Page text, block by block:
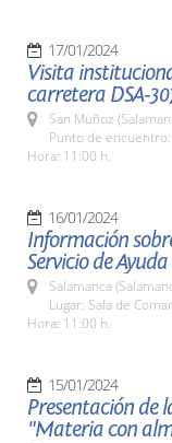
17/01/2024
Visita
carretera DSA-
San Muñoz
Punto de
Hora: 11:00 h.
16/01/2024
Información
Servicio de
Salamanca
Lugar: Sala de
Hora: 11:00 h.
15/01/2024
Presentación de
"Materia con